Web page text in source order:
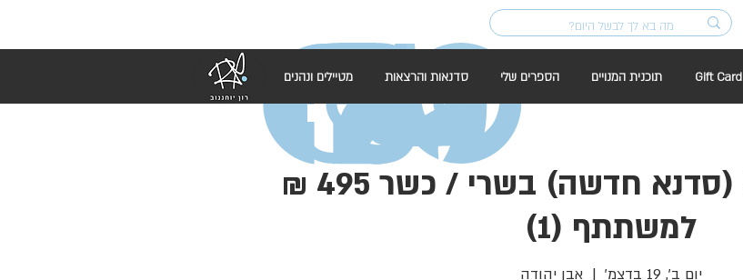
Gift Card תוכנית המנויים הספרים שלי סדנאות והרצאות מטיילים ונהנים
אמא של שבת! (סדנא חדשה) בשרי / כשר 495 ₪
למשתתף (1)
יום ב׳, 19 בדצמ׳
  |
אבן יהודה